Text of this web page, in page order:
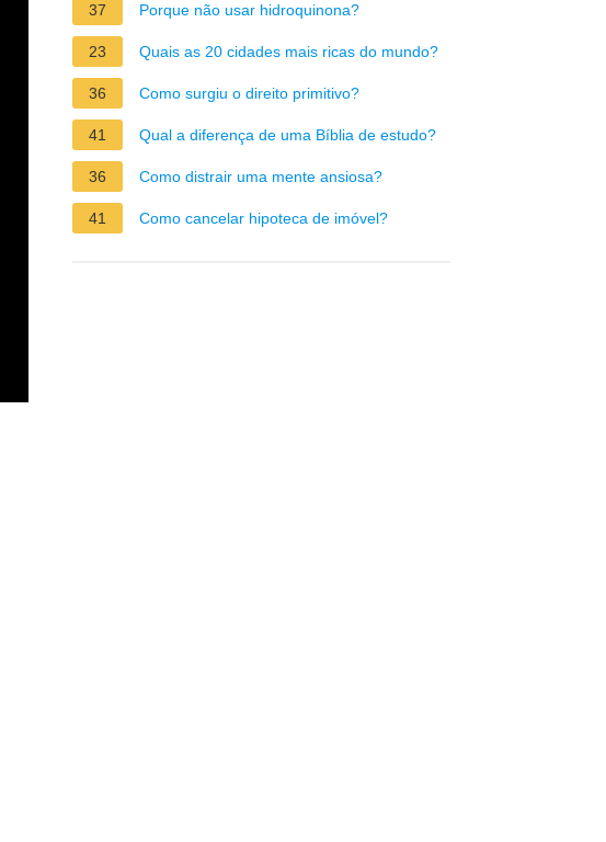
37 Porque não usar hidroquinona?
23 Quais as 20 cidades mais ricas do mundo?
36 Como surgiu o direito primitivo?
41 Qual a diferença de uma Bíblia de estudo?
36 Como distrair uma mente ansiosa?
41 Como cancelar hipoteca de imóvel?